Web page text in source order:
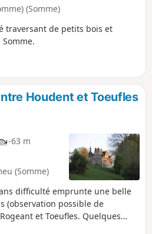
(Somme)
traversant de petits bois et
Houdent et Toeufles
-63 m
(Somme)
difficulté emprunte une belle
(observation possible de
et Toeufles. Quelques